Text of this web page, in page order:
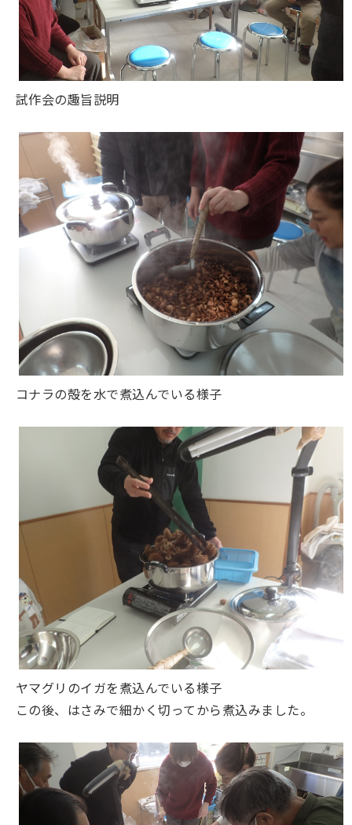
試作会の趣旨説明
コナラの殻を水で煮込んでいる様子
ヤマグリのイガを煮込んでいる様子
この後、はさみで細かく切ってから煮込みました。